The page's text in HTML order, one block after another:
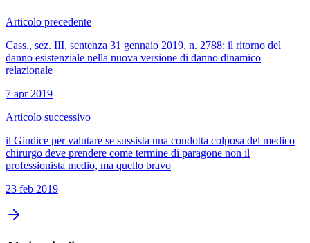
Articolo precedente
Cass., sez. III, sentenza 31 gennaio 2019, n. 2788: il ritorno del
danno esistenziale nella nuova versione di danno dinamico
relazionale
7 apr 2019
Articolo successivo
il Giudice per valutare se sussista una condotta colposa del medico
chirurgo deve prendere come termine di paragone non il
professionista medio, ma quello bravo
23 feb 2019